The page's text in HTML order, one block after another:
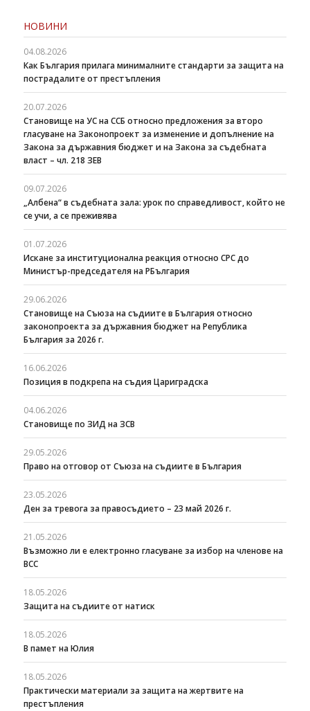
НОВИНИ
04.08.2026
Как България прилага минималните стандарти за защита на
пострадалите от престъпления
20.07.2026
Становище на УС на ССБ относно предложения за второ
гласуване на Законопроект за изменение и допълнение на
Закона за държавния бюджет и на Закона за съдебната
власт – чл. 218 ЗЕВ
09.07.2026
„Албена“ в съдебната зала: урок по справедливост, който не
се учи, а се преживява
01.07.2026
Искане за институционална реакция относно СРС до
Министър-председателя на РБългария
29.06.2026
Становище на Съюза на съдиите в България относно
законопроекта за държавния бюджет на Република
България за 2026 г.
16.06.2026
Позиция в подкрепа на съдия Цариградска
04.06.2026
Становище по ЗИД на ЗСВ
29.05.2026
Право на отговор от Съюза на съдиите в България
23.05.2026
Ден за тревога за правосъдието – 23 май 2026 г.
21.05.2026
Възможно ли е електронно гласуване за избор на членове на
ВСС
18.05.2026
Защита на съдиите от натиск
18.05.2026
В памет на Юлия
18.05.2026
Практически материали за защита на жертвите на
престъпления